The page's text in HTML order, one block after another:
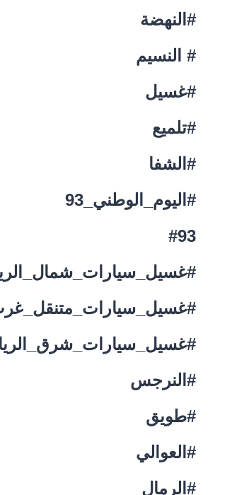
#النهضة
# النسيم
#غسيل
#تلميع
#الشفا
#اليوم_الوطني_93
#93
#النرجس
#طويق
#العوالي
#الرمال